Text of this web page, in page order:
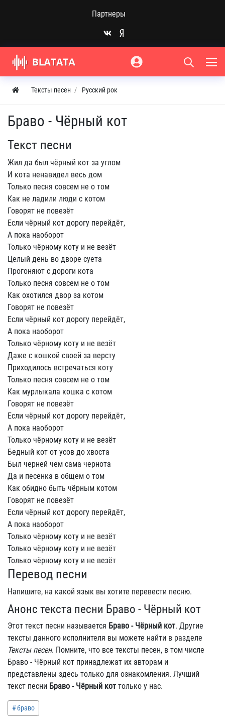
Партнеры
Тексты песен Русский рок
Браво - Чёрный кот
Текст песни
Жил да был чёрный кот за углом
И кота ненавидел весь дом
Только песня совсем не о том
Как не ладили люди с котом
Говорят не повезёт
Если чёрный кот дорогу перейдёт,
А пока наоборот
Только чёрному коту и не везёт
Целый день во дворе суета
Прогоняют с дороги кота
Только песня совсем не о том
Как охотился двор за котом
Говорят не повезёт
Если чёрный кот дорогу перейдёт,
А пока наоборот
Только чёрному коту и не везёт
Даже с кошкой своей за версту
Приходилось встречаться коту
Только песня совсем не о том
Как мурлыкала кошка с котом
Говорят не повезёт
Если чёрный кот дорогу перейдёт,
А пока наоборот
Только чёрному коту и не везёт
Бедный кот от усов до хвоста
Был черней чем сама чернота
Да и песенка в общем о том
Как обидно быть чёрным котом
Говорят не повезёт
Если чёрный кот дорогу перейдёт,
А пока наоборот
Только чёрному коту и не везёт
Только чёрному коту и не везёт
Только чёрному коту и не везёт
Перевод песни
Напишите, на какой язык вы хотите перевести песню.
Анонс текста песни Браво - Чёрный кот
Этот текст песни называется Браво - Чёрный кот. Другие
тексты данного исполнителя вы можете найти в разделе
Тексты песен. Помните, что все тексты песен, в том числе
Браво - Чёрный кот принадлежат их авторам и
представлены здесь только для ознакомления. Лучший
текст песни Браво - Чёрный кот только у нас.
браво